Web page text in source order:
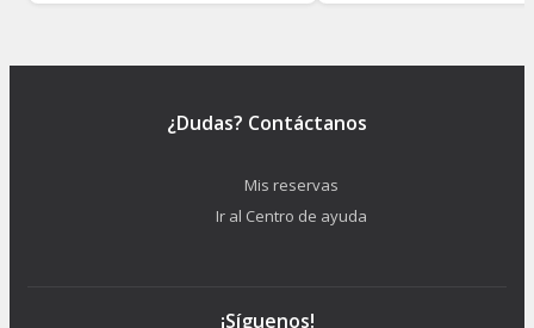
¿Dudas? Contáctanos
Mis reservas
Ir al Centro de ayuda
¡Síguenos!